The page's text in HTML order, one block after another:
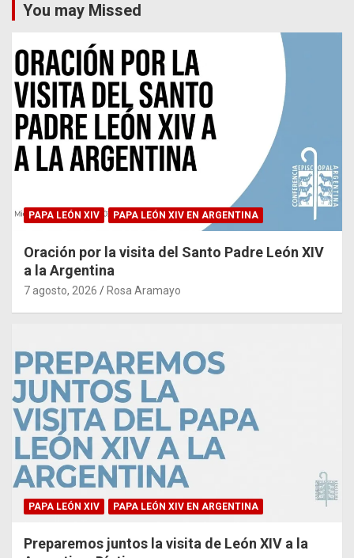
You may Missed
PAPA LEÓN XIV PAPA LEÓN XIV EN ARGENTINA
Oración por la visita del Santo Padre León XIV
a la Argentina
7 agosto, 2026 Rosa Aramayo
PAPA LEÓN XIV PAPA LEÓN XIV EN ARGENTINA
Preparemos juntos la visita de León XIV a la